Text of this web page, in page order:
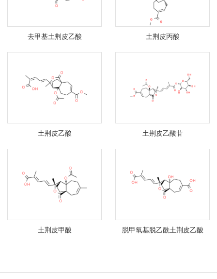
去甲基土荆皮乙酸 土荆皮丙酸
土荆皮乙酸 土荆皮乙酸苷
土荆皮甲酸 脱甲氧基脱乙酰土荆皮乙酸